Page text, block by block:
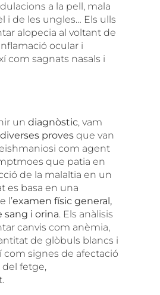
a la pell, mala
i de les ungles… Els ulls
alopecia al voltant de
ocular i
com sagnats nasals i
un diagnòstic, vam
diverses proves que van
com agent
que patia en
de la malaltia en un
es basa en una
l’examen físic general,
sang i orina. Els anàlisis
canvis com anèmia,
de glòbuls blancs i
com signes de afectació
del fetge,